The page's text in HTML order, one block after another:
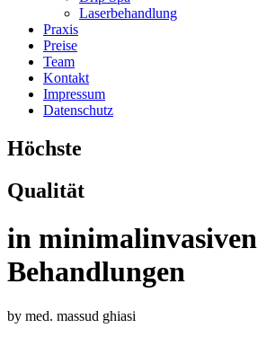
Laserbehandlung
Praxis
Preise
Team
Kontakt
Impressum
Datenschutz
Höchste
Qualität
in minimalinvasiven
Behandlungen
by med. massud ghiasi